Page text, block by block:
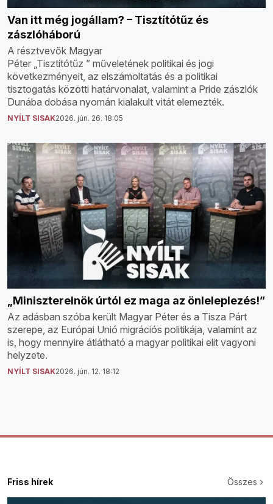
Van itt még jogállam? – Tisztítótűz és
zászlóháború
A résztvevők Magyar
Péter „Tisztítótűz ” műveletének politikai és jogi
következményeit, az elszámoltatás és a politikai
tisztogatás közötti határvonalat, valamint a Pride zászlók
Dunába dobása nyomán kialakult vitát elemezték.
NYÍLT SISAK2026. jún. 26. 18:05
„Miniszterelnök úrtól ez maga az önleleplezés!”
Az adásban szóba került Magyar Péter és a Tisza Párt
szerepe, az Európai Unió migrációs politikája, valamint az
is, hogy mennyire átlátható a magyar politikai elit vagyoni
helyzete.
NYÍLT SISAK2026. jún. 12. 18:12
Friss hírek Összes